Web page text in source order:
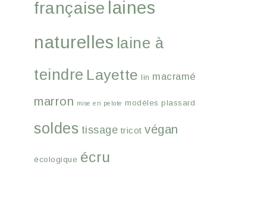
française laines
naturelles laine à
teindre Layette lin macramé
marron mise en pelote modèles plassard
soldes tissage tricot végan
écologique écru